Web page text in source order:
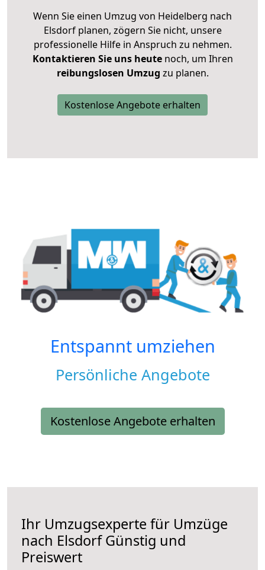
Wenn Sie einen Umzug von Heidelberg nach
Elsdorf planen, zögern Sie nicht, unsere
professionelle Hilfe in Anspruch zu nehmen.
Kontaktieren Sie uns heutenoch, um Ihren
reibungslosen Umzug zu planen.
Kostenlose Angebote erhalten
Entspannt umziehen
Persönliche Angebote
Kostenlose Angebote erhalten
Ihr Umzugsexperte für Umzüge
nach ElsdorfGünstig und
Preiswert